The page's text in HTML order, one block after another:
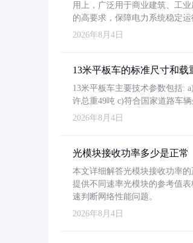
用上，广泛用于商业建筑、工
的高要求，保障电力系统稳定运
2026年8月4日
13米平板车的标准尺寸和载
13米平板车主要技术参数包括:
许总重49吨 c)符合国家道路车
2026年8月4日
光模块接收功率多少是正常
本文详细解答光模块接收功率
提供不同速率光模块的参考值
速判断网络性能问题。
2026年8月4日